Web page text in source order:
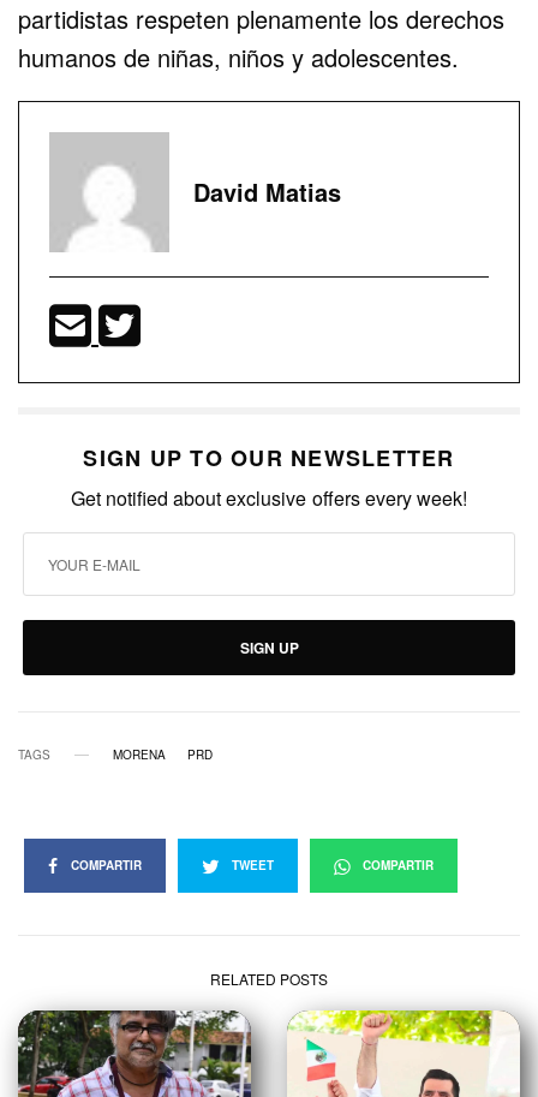
partidistas respeten plenamente los derechos
humanos de niñas, niños y adolescentes.
David Matias
SIGN UP TO OUR NEWSLETTER
Get notified about exclusive offers every week!
SIGN UP
TAGS MORENA PRD
COMPARTIR TWEET COMPARTIR
RELATED POSTS